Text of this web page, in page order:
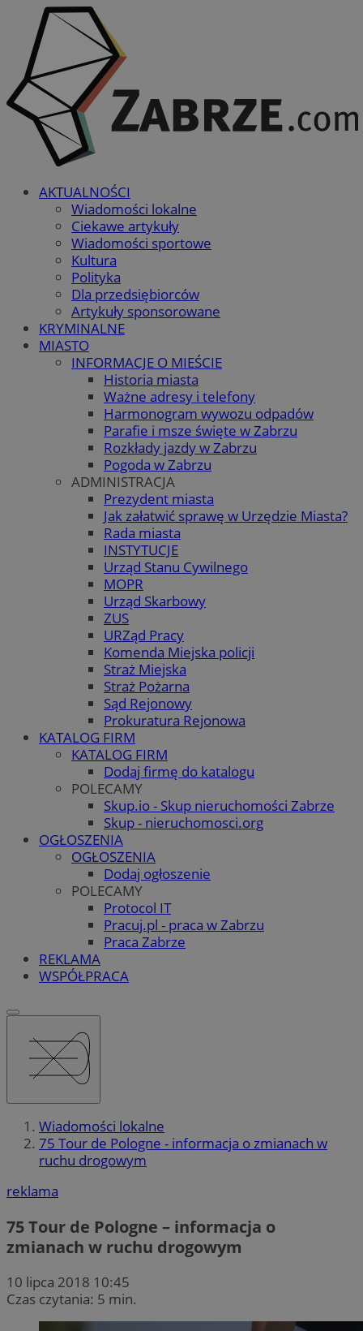
AKTUALNOŚCI
Wiadomości lokalne
Ciekawe artykuły
Wiadomości sportowe
Kultura
Polityka
Dla przedsiębiorców
Artykuły sponsorowane
KRYMINALNE
MIASTO
INFORMACJE O MIEŚCIE
Historia miasta
Ważne adresy i telefony
Harmonogram wywozu odpadów
Parafie i msze święte w Zabrzu
Rozkłady jazdy w Zabrzu
Pogoda w Zabrzu
ADMINISTRACJA
Prezydent miasta
Jak załatwić sprawę w Urzędzie Miasta?
Rada miasta
INSTYTUCJE
Urząd Stanu Cywilnego
MOPR
Urząd Skarbowy
ZUS
URZąd Pracy
Komenda Miejska policji
Straż Miejska
Straż Pożarna
Sąd Rejonowy
Prokuratura Rejonowa
KATALOG FIRM
KATALOG FIRM
Dodaj firmę do katalogu
POLECAMY
Skup.io - Skup nieruchomości Zabrze
Skup - nieruchomosci.org
OGŁOSZENIA
OGŁOSZENIA
Dodaj ogłoszenie
POLECAMY
Protocol IT
Pracuj.pl - praca w Zabrzu
Praca Zabrze
REKLAMA
WSPÓŁPRACA
Wiadomości lokalne
75 Tour de Pologne - informacja o zmianach w
ruchu drogowym
reklama
75 Tour de Pologne – informacja o
zmianach w ruchu drogowym
10 lipca 2018 10:45
Czas czytania: 5 min.